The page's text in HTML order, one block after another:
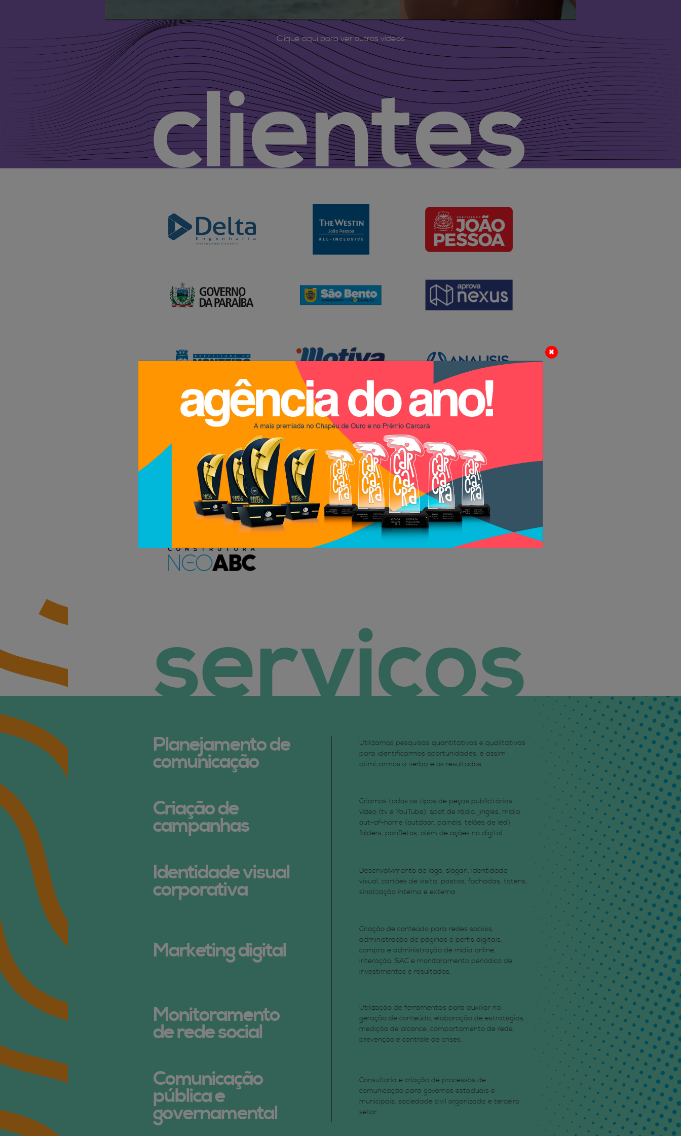
Clique aqui para ver outros vídeos
clientes
Grupo Delta The Westin João Pessoa
PMJP
Gov PB Aprova Nexus
motiva
genus nova instituto vida
Afrafep Moreira e Ruffos Muriçocas do Miramar
serviços
Planejamento de
comunicação
Utilizamos pesquisas quantitativas e qualitativas
para identificarmos oportunidades, e assim
otimizarmos a verba e os resultados.
Criação de
campanhas
Criamos todos os tipos de peças publicitárias:
vídeo (tv e YouTube), spot de rádio, jingles, mídia
out-of-home (outdoor, painéis, telões de led)
folders, panfletos, além de ações no digital.
Identidade visual
corporativa
Desenvolvimento de logo, slogan, identidade
visual, cartões de visita, pastas, fachadas, totens,
sinalização interna e externa.
Marketing digital
Criação de conteúdo para redes sociais,
administração de páginas e perfis digitais,
compra e administração de mídia online,
interação, SAC e monitoramento periódico de
investimentos e resultados.
Monitoramento
de rede social
Utilização de ferramentas para auxiliar na
geração de conteúdo, elaboração de estratégias,
medição de alcance, comportamento de rede,
prevenção e controle de crises.
Comunicação
pública e
governamental
Consultoria e criação de processos de
comunicação para governos estaduais e
municipais, sociedade civil organizada e terceiro
setor.
×